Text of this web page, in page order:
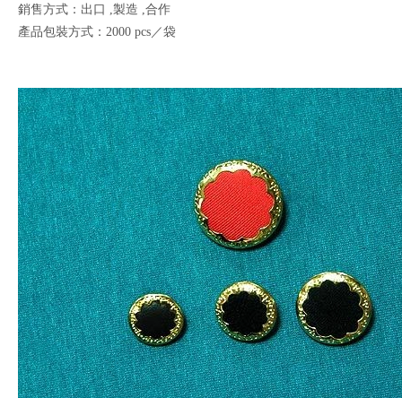
銷售方式：出口 ,製造 ,合作
產品包裝方式：2000 pcs／袋